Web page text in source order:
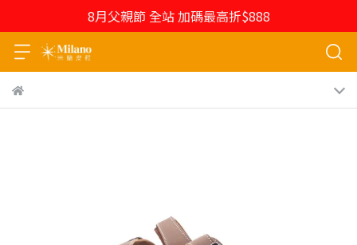
8月父親節 全站 加碼最高折$888